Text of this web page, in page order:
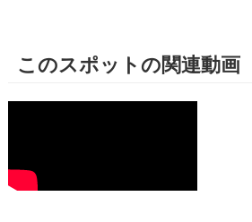
このスポットの関連動画